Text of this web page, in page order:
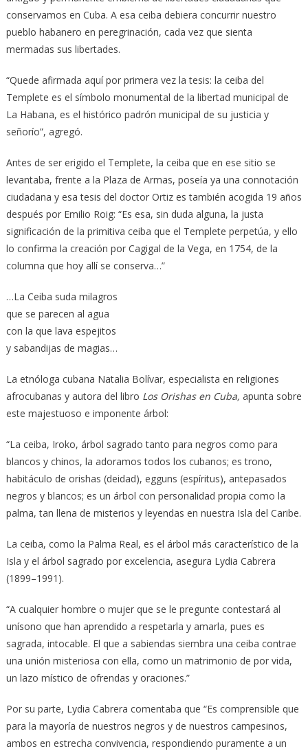
conservamos en Cuba. A esa ceiba debiera concurrir nuestro
pueblo habanero en peregrinación, cada vez que sienta
mermadas sus libertades.
“Quede afirmada aquí por primera vez la tesis: la ceiba del
Templete es el símbolo monumental de la libertad municipal de
La Habana, es el histórico padrón municipal de su justicia y
señorío”, agregó.
Antes de ser erigido el Templete, la ceiba que en ese sitio se
levantaba, frente a la Plaza de Armas, poseía ya una connotación
ciudadana y esa tesis del doctor Ortiz es también acogida 19 años
después por Emilio Roig: “Es esa, sin duda alguna, la justa
significación de la primitiva ceiba que el Templete perpetúa, y ello
lo confirma la creación por Cagigal de la Vega, en 1754, de la
columna que hoy allí se conserva…”
…La Ceiba suda milagros
que se parecen al agua
con la que lava espejitos
y sabandijas de magias…
La etnóloga cubana Natalia Bolívar, especialista en religiones
afrocubanas y autora del libro Los Orishas en Cuba, apunta sobre
este majestuoso e imponente árbol:
“La ceiba, Iroko, árbol sagrado tanto para negros como para
blancos y chinos, la adoramos todos los cubanos; es trono,
habitáculo de orishas (deidad), egguns (espíritus), antepasados
negros y blancos; es un árbol con personalidad propia como la
palma, tan llena de misterios y leyendas en nuestra Isla del Caribe.
La ceiba, como la Palma Real, es el árbol más característico de la
Isla y el árbol sagrado por excelencia, asegura Lydia Cabrera
(1899–1991).
“A cualquier hombre o mujer que se le pregunte contestará al
unísono que han aprendido a respetarla y amarla, pues es
sagrada, intocable. El que a sabiendas siembra una ceiba contrae
una unión misteriosa con ella, como un matrimonio de por vida,
un lazo místico de ofrendas y oraciones.”
Por su parte, Lydia Cabrera comentaba que “Es comprensible que
para la mayoría de nuestros negros y de nuestros campesinos,
ambos en estrecha convivencia, respondiendo puramente a un